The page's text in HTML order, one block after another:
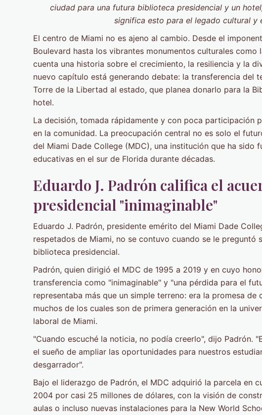
ciudad para una futura biblioteca presidencial y un
significa esto para el legado cultural y
El centro de Miami no es ajeno al cambio. Desde el
Boulevard hasta los vibrantes monumentos culturales
cuenta una historia sobre el crecimiento, la resiliencia y la
nuevo capítulo está generando debate: la transferencia del
Torre de la Libertad al estado, que planea donarlo para la
hotel.
La decisión, tomada rápidamente y con poca participación
en la comunidad. La preocupación central no es solo el
del Miami Dade College (MDC), una institución que ha sido
educativas en el sur de Florida durante décadas.
Eduardo J. Padrón califica el
presidencial "inimaginable"
Eduardo J. Padrón, presidente emérito del Miami Dade
respetados de Miami, no se contuvo cuando se le preguntó
biblioteca presidencial.
Padrón, quien dirigió el MDC de 1995 a 2019 y en cuyo
transferencia como "inimaginable" y "una pérdida para el
representaba más que un simple terreno: era la promesa
muchos de los cuales son de primera generación en la
laboral de Miami.
"Cuando escuché la noticia, no podía creerlo", dijo Padrón.
el sueño de ampliar las oportunidades para nuestros
desgarrador".
Bajo el liderazgo de Padrón, el MDC adquirió la parcela en
2004 por casi 25 millones de dólares, con la visión de
aulas o incluso nuevas instalaciones para la New World